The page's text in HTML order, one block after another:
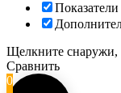
Показатели
Щелкните снаружи,
Сравнить
0